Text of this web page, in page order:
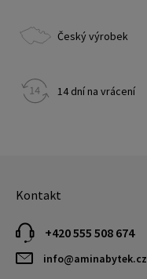
Český výrobek
14 dní na vrácení
Kontakt
+420 555 508 674
info@aminabytek.cz